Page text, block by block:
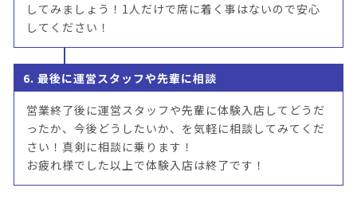
してみましょう！1人だけで席に着く事はないので安心
してください！
6. 最後に運営スタッフや先輩に相談
営業終了後に運営スタッフや先輩に体験入店してどうだ
ったか、今後どうしたいか、を気軽に相談してみてくだ
さい！真剣に相談に乗ります！
お疲れ様でした以上で体験入店は終了です！